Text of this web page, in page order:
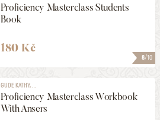
8/10
Proficiency Masterclass Students
Book
180 Kč
GUDE KATHY, ...
Proficiency Masterclass Workbook
With Ansers